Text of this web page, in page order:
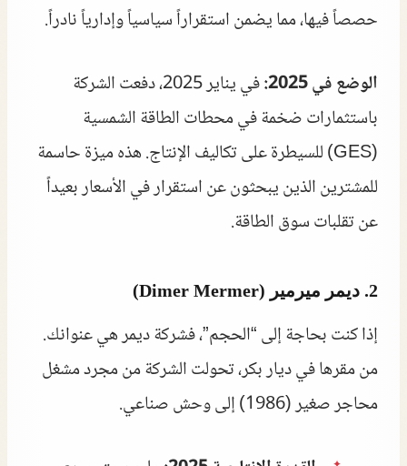
حصصاً فيها، مما يضمن استقراراً سياسياً وإدارياً نادراً.
الوضع في 2025:
في يناير 2025، دفعت الشركة
باستثمارات ضخمة في محطات الطاقة الشمسية
(GES) للسيطرة على تكاليف الإنتاج. هذه ميزة حاسمة
للمشترين الذين يبحثون عن استقرار في الأسعار بعيداً
عن تقلبات سوق الطاقة.
2. ديمر ميرمير (Dimer Mermer)
إذا كنت بحاجة إلى “الحجم”، فشركة ديمر هي عنوانك.
من مقرها في ديار بكر، تحولت الشركة من مجرد مشغل
محاجر صغير (1986) إلى وحش صناعي.